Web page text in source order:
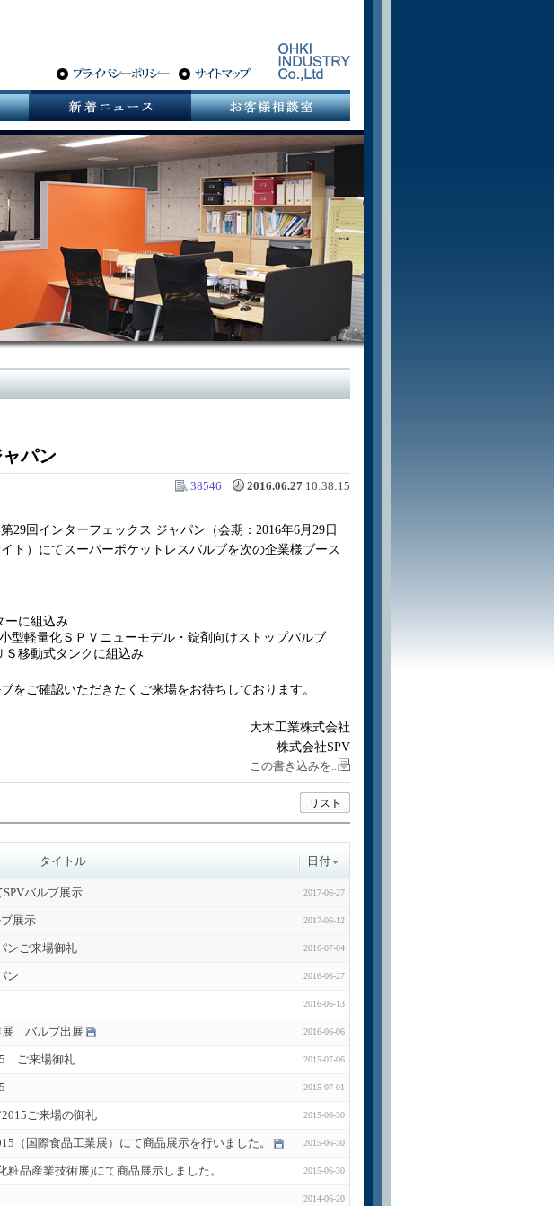
パン
2016.06.27 10:38:15
38546
29回インターフェックス ジャパン（会期：2016年6月29日
ト）にてスーパーポケットレスバルブを次の企業様ブース
ーに組込み
型軽量化ＳＰＶニューモデル・錠剤 向けストップバルブ
Ｓ移動式タンクに組込み
をご確認いただきたくご来場をお待ちしております。
大木工業株式会社
株式会社SPV
この書き込みを..
リスト
タイトル 日付
バルブ展示 2017-06-27
展示 2017-06-12
ンご来場御礼 2016-07-04
ン 2016-06-27
2016-06-13
展 バルブ出展 2016-06-06
ご来場御礼 2015-07-06
2015-07-01
ご来場の御礼 2015-06-30
（国際食品工業展）にて商品展示を行いました。 2015-06-30
品産業技術展)にて商品展示しました。 2015-06-30
2014-06-20